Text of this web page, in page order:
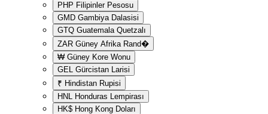
PHP Filipinler Pesosu
GMD Gambiya Dalasisi
GTQ Guatemala Quetzalı
ZAR Güney Afrika Rand�
₩ Güney Kore Wonu
GEL Gürcistan Larisi
₹ Hindistan Rupisi
HNL Honduras Lempirası
HK$ Hong Kong Doları